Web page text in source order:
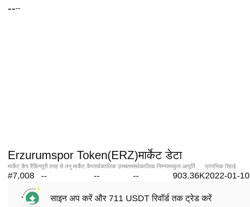
----
Erzurumspor Token(ERZ)मार्केट डेटा
मार्केट कैप रैंकिंग
#7,008
पूरी तरह से तनु मार्केट कैप
--
सर्वकालिक उच्चतम
--
सर्वकालिक निम्नतम
--
कुल आपूर्ति
903.36K
प्रारंभिक रिहाई
2022-01-10
साइन अप करें और 711 USDT रिवॉर्ड तक ट्रेड करें